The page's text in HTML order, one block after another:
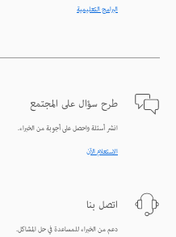
البرامج التعليمية
طرح سؤال على المجتمع
انشر أسئلة واحصل على أجوبة من الخبراء.
الاستعلام الآن
اتصل بنا
دعم من الخبراء للمساعدة في حل المشاكل.